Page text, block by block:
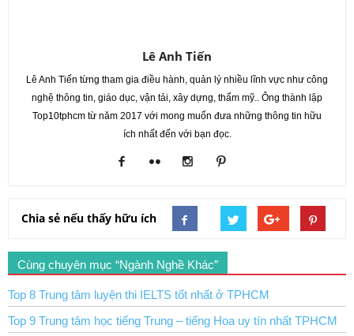
Lê Anh Tiến
Lê Anh Tiến từng tham gia điều hành, quản lý nhiều lĩnh vực như công
nghệ thông tin, giáo dục, vận tải, xây dựng, thẩm mỹ.. Ông thành lập
Top10tphcm từ năm 2017 với mong muốn đưa những thông tin hữu
ích nhất đến với bạn đọc.
Chia sẻ nếu thấy hữu ích
Cùng chuyên mục “Ngành Nghề Khác”
Top 8 Trung tâm luyện thi IELTS tốt nhất ở TPHCM
Top 9 Trung tâm học tiếng Trung – tiếng Hoa uy tín nhất TPHCM